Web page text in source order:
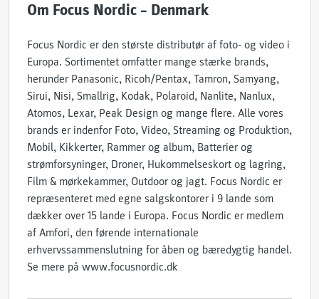
Om Focus Nordic – Denmark
Focus Nordic er den største distributør af foto- og video i
Europa. Sortimentet omfatter mange stærke brands,
herunder Panasonic, Ricoh/Pentax, Tamron, Samyang,
Sirui, Nisi, Smallrig, Kodak, Polaroid, Nanlite, Nanlux,
Atomos, Lexar, Peak Design og mange flere. Alle vores
brands er indenfor Foto, Video, Streaming og Produktion,
Mobil, Kikkerter, Rammer og album, Batterier og
strømforsyninger, Droner, Hukommelseskort og lagring,
Film & mørkekammer, Outdoor og jagt. Focus Nordic er
repræsenteret med egne salgskontorer i 9 lande som
dækker over 15 lande i Europa. Focus Nordic er medlem
af Amfori, den førende internationale
erhvervssammenslutning for åben og bæredygtig handel.
Se mere på www.focusnordic.dk